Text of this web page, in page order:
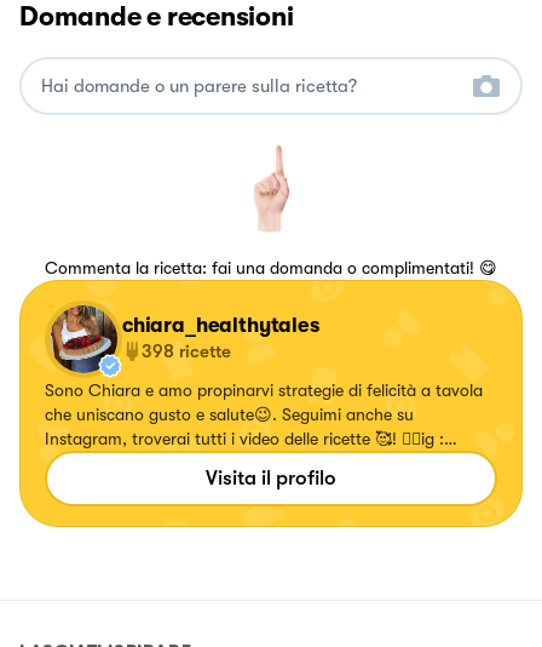
Domande e recensioni
Commenta la ricetta: fai una domanda o complimentati! 😋
chiara_healthytales
398 ricette
Sono Chiara e amo propinarvi strategie di felicità a tavola
che uniscano gusto e salute😉. Seguimi anche su
Instagram, troverai tutti i video delle ricette 🥰! 👉🏻ig :
chiara_healthytales
Visita il profilo